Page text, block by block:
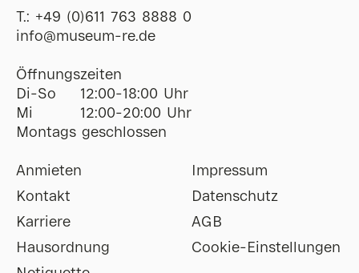
T.: +49 (0)611 763 8888 0
ofni@museum-re de
Öffnungszeiten
Di-So
12:00-18:00 Uhr
Mi
12:00-20:00 Uhr
Montags geschlossen
Anmieten
Kontakt
Karriere
Hausordnung
Impressum
Datenschutz
AGB
Cookie-Einstellungen